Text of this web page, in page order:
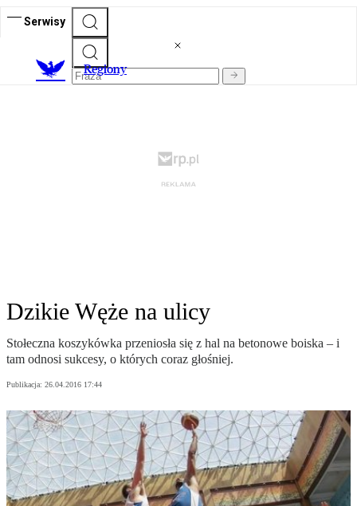
Serwisy
Regiony
Dzikie Węże na ulicy
Stołeczna koszykówka przeniosła się z hal na betonowe boiska – i
tam odnosi sukcesy, o których coraz głośniej.
Publikacja: 26.04.2016 17:44